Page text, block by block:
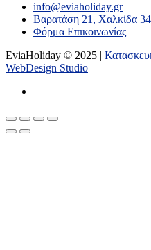
info@eviaholiday.gr
Βαρατάση 21, Χαλκίδα
Φόρμα Επικοινωνίας
EviaHoliday © 2025 |
WebDesign Studio